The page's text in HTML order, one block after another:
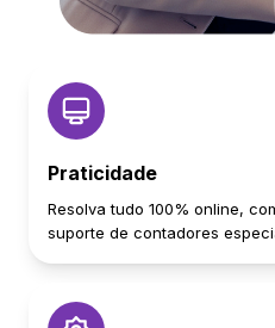
Praticidade
Resolva tudo 100% online,
suporte de contadores